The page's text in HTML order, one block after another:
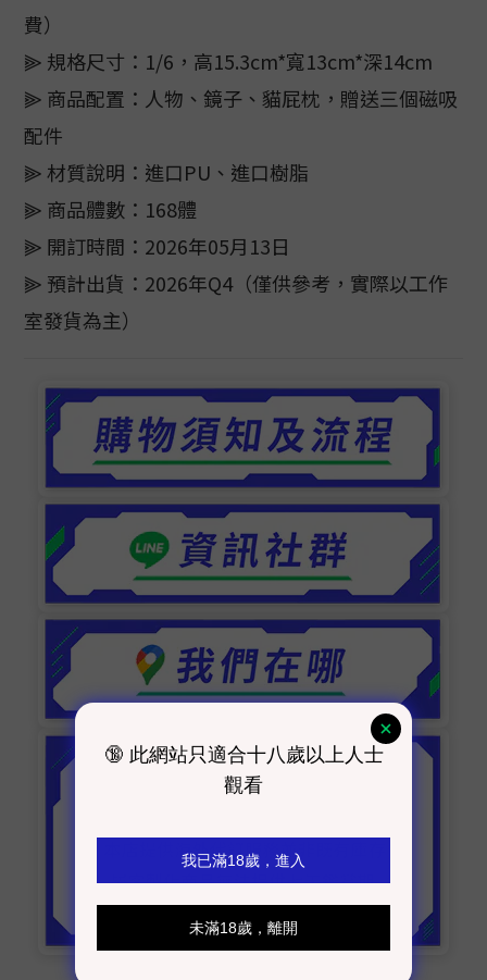
費）
⫸ 規格尺寸：1/6，高15.3cm*寬13cm*深14cm
⫸ 商品配置：人物、鏡子、貓屁枕，贈送三個磁吸
配件
⫸ 材質說明：進口PU、進口樹脂
⫸ 商品體數：168體
⫸ 開訂時間：2026年05月13日
⫸ 預計出貨：2026年Q4（僅供參考，實際以工作
室發貨為主）